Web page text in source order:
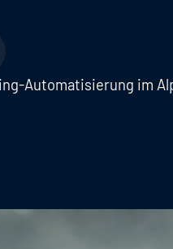
Automatisierung im